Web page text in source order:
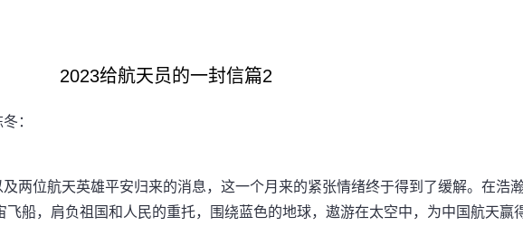
2023给航天员的一封信篇2
：
位航天英雄平安归来的消息，这一个月来的紧张情绪终于得到了缓解。在浩
飞船，肩负祖国和人民的重托，围绕蓝色的地球，遨游在太空中，为中国航天赢